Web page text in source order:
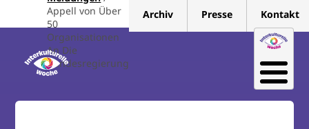
Appell von Über
50
Organisationen
An Die
Bundesregierung
Archiv Presse Kontakt